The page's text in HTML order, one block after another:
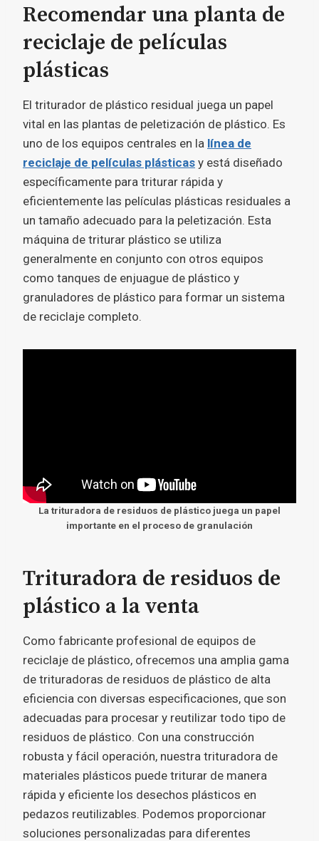
Recomendar una planta de
reciclaje de películas
plásticas
El triturador de plástico residual juega un papel
vital en las plantas de peletización de plástico. Es
uno de los equipos centrales en la línea de
reciclaje de películas plásticas y está diseñado
específicamente para triturar rápida y
eficientemente las películas plásticas residuales a
un tamaño adecuado para la peletización. Esta
máquina de triturar plástico se utiliza
generalmente en conjunto con otros equipos
como tanques de enjuague de plástico y
granuladores de plástico para formar un sistema
de reciclaje completo.
La trituradora de residuos de plástico juega un papel
importante en el proceso de granulación
Trituradora de residuos de
plástico a la venta
Como fabricante profesional de equipos de
reciclaje de plástico, ofrecemos una amplia gama
de trituradoras de residuos de plástico de alta
eficiencia con diversas especificaciones, que son
adecuadas para procesar y reutilizar todo tipo de
residuos de plástico. Con una construcción
robusta y fácil operación, nuestra trituradora de
materiales plásticos puede triturar de manera
rápida y eficiente los desechos plásticos en
pedazos reutilizables. Podemos proporcionar
soluciones personalizadas para diferentes